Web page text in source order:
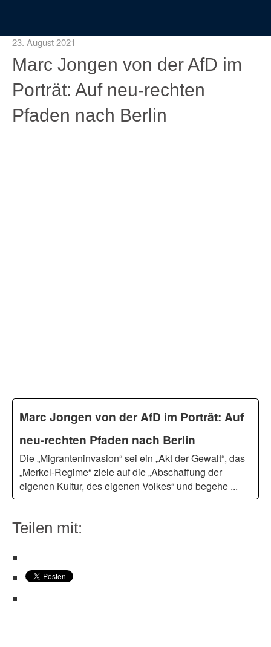
23. August 2021
Marc Jongen von der AfD im
Porträt: Auf neu-rechten
Pfaden nach Berlin
Marc Jongen von der AfD im Porträt: Auf
neu-rechten Pfaden nach Berlin
Die „Migranteninvasion“ sei ein „Akt der Gewalt“, das
„Merkel-Regime“ ziele auf die „Abschaffung der
eigenen Kultur, des eigenen Volkes“ und begehe ...
Teilen mit: